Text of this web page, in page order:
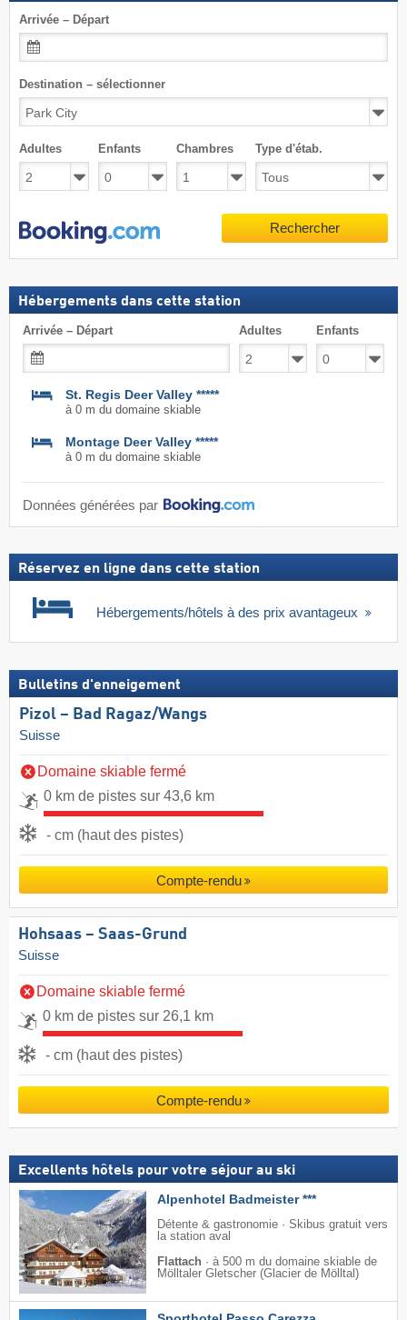
Arrivée – Départ
Destination – sélectionner
Adultes Enfants Chambres Type d'étab.
Rechercher
Hébergements dans cette station
Arrivée – Départ Adultes Enfants
St. Regis Deer Valley *****
à 0 m du domaine skiable
Montage Deer Valley *****
à 0 m du domaine skiable
Données générées par
Réservez en ligne dans cette station
Hébergements/hôtels à des prix avantageux
Bulletins d'enneigement
Pizol – Bad Ragaz/​Wangs
Suisse
Domaine skiable fermé
0 km de pistes sur 43,6 km
- cm (haut des pistes)
Compte-rendu
Hohsaas – Saas-Grund
Suisse
Domaine skiable fermé
0 km de pistes sur 26,1 km
- cm (haut des pistes)
Compte-rendu
Excellents hôtels pour votre séjour au ski
Alpenhotel Badmeister ***
Détente & gastronomie · Skibus gratuit vers
la station aval
Flattach · à 500 m du domaine skiable de
Mölltaler Gletscher (Glacier de Mölltal)